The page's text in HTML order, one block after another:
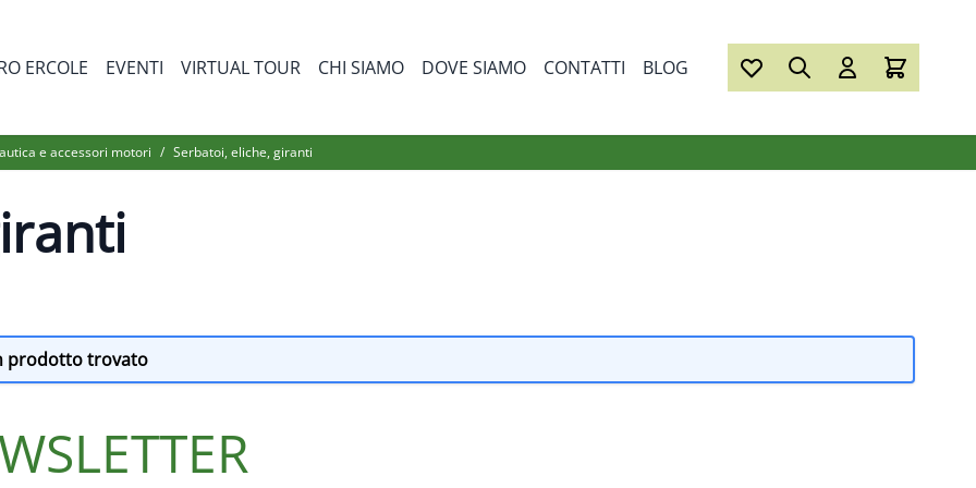
for Prodotti
ERCOLE EVENTI VIRTUAL TOUR CHI SIAMO DOVE SIAMO CONTATTI BLOG
e accessori motori / Serbatoi, eliche, giranti
prodotto trovato